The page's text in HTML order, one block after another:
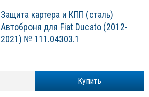
Защита картера и КПП (сталь)
Автоброня для Fiat Ducato (2012-
2021) № 111.04303.1
Купить